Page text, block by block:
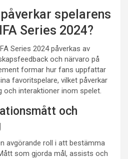
spelarens
Series 2024?
Series 2024 påverkas av
och närvaro på
formar hur fans uppfattar
favoritspelare, vilket påverkar
och interaktioner inom spelet.
och
avgörande roll i att bestämma
som gjorda mål, assists och